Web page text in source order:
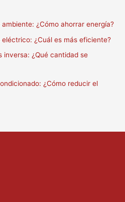
¿Cómo ahorrar energía?
¿Cuál es más eficiente?
inversa: ¿Qué cantidad se
¿Cómo reducir el